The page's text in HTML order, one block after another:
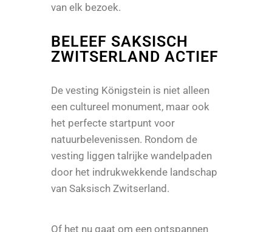
van elk bezoek.
BELEEF SAKSISCH
ZWITSERLAND ACTIEF
De vesting Königstein is niet alleen
een cultureel monument, maar ook
het perfecte startpunt voor
natuurbelevenissen. Rondom de
vesting liggen talrijke wandelpaden
door het indrukwekkende landschap
van Saksisch Zwitserland.
Of het nu gaat om een ontspannen